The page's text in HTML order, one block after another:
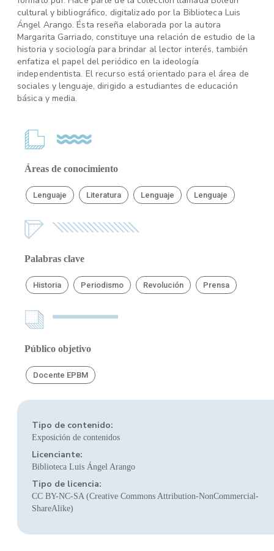
cultural y bibliográfico, digitalizado por la Biblioteca Luis
Ángel Arango. Ésta reseña elaborada por la autora
Margarita Garriado, constituye una relación de estudio de la
historia y sociología para brindar al lector interés, también
enfatiza el papel del periódico en la ideología
independentista. El recurso está orientado para el área de
sociales y lenguaje, dirigido a estudiantes de educación
básica y media.
Áreas de conocimiento
Lenguaje Literatura Lenguaje Lenguaje
Palabras clave
Historia Periodismo Revolución Prensa
Público objetivo
Docente EPBM
Tipo de contenido:
Exposición de contenidos
Licenciante:
Biblioteca Luis Ángel Arango
Tipo de licencia:
CC BY-NC-SA (Creative Commons Attribution-NonCommercial-
ShareAlike)